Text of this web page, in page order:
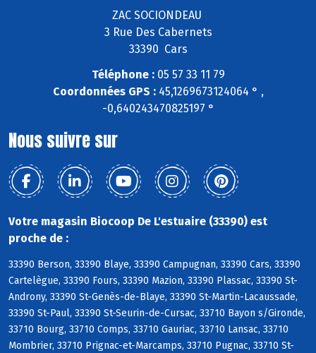
ZAC SOCIONDEAU
3 Rue Des Cabernets
33390 Cars
Téléphone :05 57 33 11 79
Coordonnées GPS :45,1269673124064 ° ,
-0,640243470825197 °
Nous suivre sur
Votre magasin Biocoop De L'estuaire (33390) est
proche de :
33390 Berson, 33390 Blaye, 33390 Campugnan, 33390 Cars, 33390
Cartelègue, 33390 Fours, 33390 Mazion, 33390 Plassac, 33390 St-
Androny, 33390 St-Genès-de-Blaye, 33390 St-Martin-Lacaussade,
33390 St-Paul, 33390 St-Seurin-de-Cursac, 33710 Bayon s/Gironde,
33710 Bourg, 33710 Comps, 33710 Gauriac, 33710 Lansac, 33710
Mombrier, 33710 Prignac-et-Marcamps, 33710 Pugnac, 33710 St-